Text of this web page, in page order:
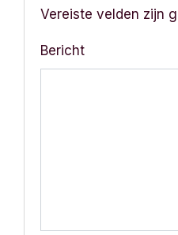
Vereiste velden zijn
Bericht